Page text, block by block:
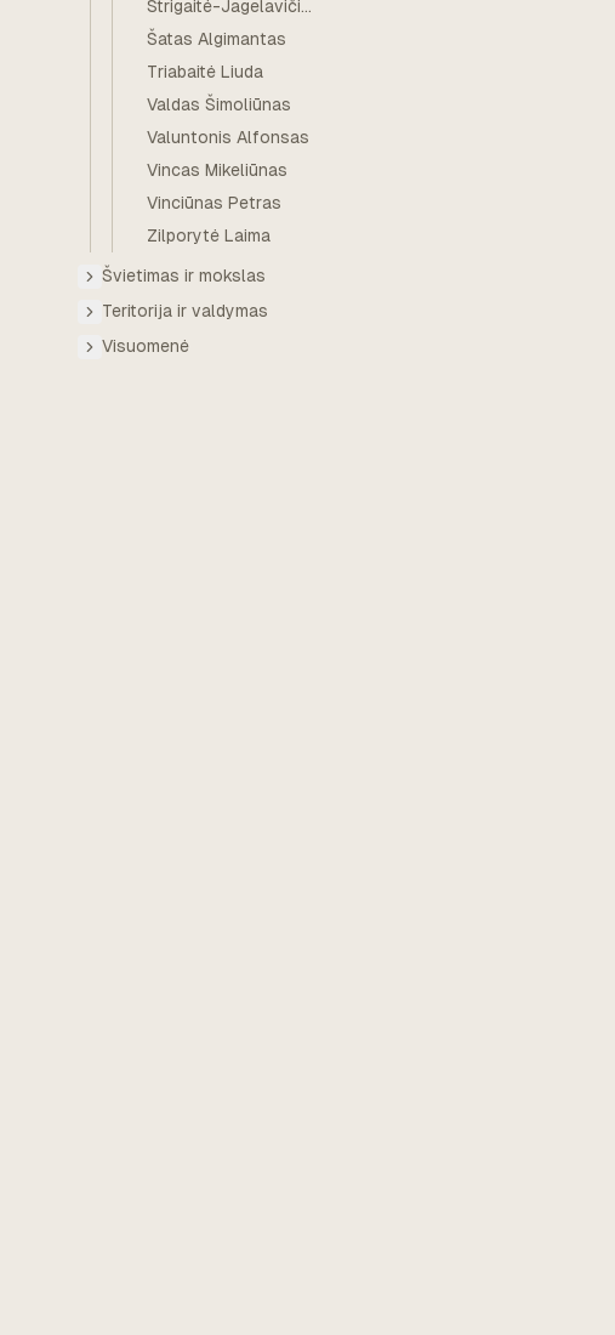
Strigaitė-Jagelavičienė Genovaitė Ona
Šatas Algimantas
Triabaitė Liuda
Valdas Šimoliūnas
Valuntonis Alfonsas
Vincas Mikeliūnas
Vinciūnas Petras
Zilporytė Laima
Švietimas ir mokslas
Teritorija ir valdymas
Visuomenė